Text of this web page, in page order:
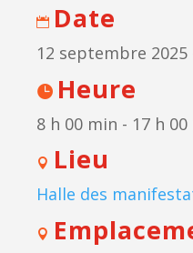
Date
12 septembre
Heure
8 h 00 min - 17 h
Lieu
Halle des